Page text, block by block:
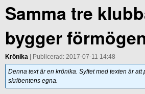
Samma tre
bygger
Krönika | Publicerad: 2017-07-11 14:48
Denna text är en krönika. Syftet med texten är att
skribentens egna.